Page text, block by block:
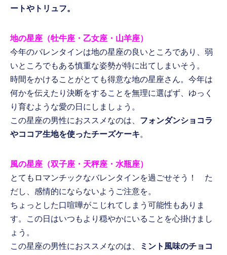
ートやトリュフ。
地の星座（牡牛座・乙女座・山羊座）
今年のバレンタインは地の星座の良いところであり、弱
いところでもある慎重な姿勢が特に出てしまいそう。
時間をかけることがとても得意な地の星座さん。今年は
何かを伝えたり決断をすることを無理に選ばず、ゆっく
り育むような愛の日にしましょう。
この星座の男性におススメなのは、 フォンダンショコラ
やココア生地を使ったチーズケーキ。
風の星座（双子座・天秤座・水瓶座）
とてもロマンチックなバレンタインを過ごせそう！ た
だし、感情的にならないようご注意を。
ちょっとした口喧嘩がこじれてしまう可能性もありま
す。この日はいつもより穏やかにいることを心掛けまし
ょう。
この星座の男性におススメなのは、
ミント風味のチョコ